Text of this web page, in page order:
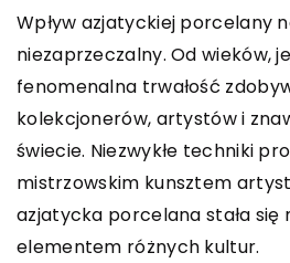
Wpływ azjatyckiej porcelany
niezaprzeczalny. Od wieków,
fenomenalna trwałość
kolekcjonerów, artystów i
świecie. Niezwykłe techniki
mistrzowskim kunsztem
azjatycka porcelana stała się
elementem różnych kultur.